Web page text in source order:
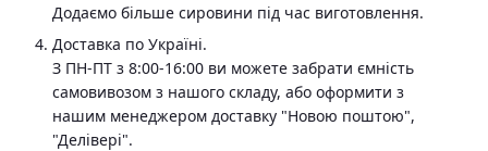
Додаємо більше сировини під час виготовлення.
Доставка по Україні.
З ПН-ПТ з 8:00-16:00 ви можете забрати ємність
самовивозом з нашого складу, або оформити з
нашим менеджером доставку "Новою поштою",
"Делівері".